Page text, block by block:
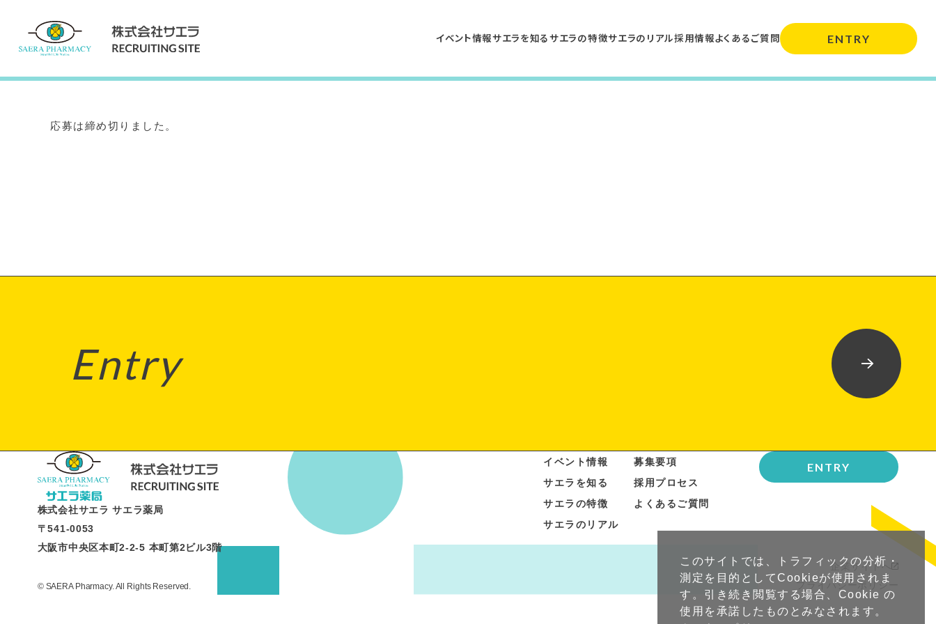
イベント情報サエラを知るサエラの特徴サエラのリアル採用情報よくあるご質問 ENTRY
Internship
応募は締め切りました。
Entry
株式会社サエラ サエラ薬局
〒541-0053
大阪市中央区本町2-2-5 本町第2ビル3階
イベント情報
サエラを知る
サエラの特徴
サエラのリアル
募集要項
採用プロセス
よくあるご質問
ENTRY
© SAERA Pharmacy. All Rights Reserved.
企業サイトへ
プライバシーポリシー
このサイトでは、トラフィックの分析・
測定を目的としてCookieが使用されま
す。引き続き閲覧する場合、Cookie の
使用を承諾したものとみなされます。